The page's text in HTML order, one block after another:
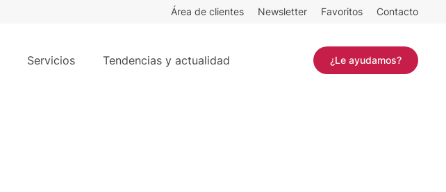
Área de clientes Newsletter Favoritos Contacto
Servicios Tendencias y actualidad ¿Le ayudamos?